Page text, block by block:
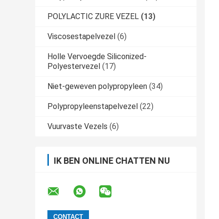
POLYLACTIC ZURE VEZEL (13)
Viscosestapelvezel (6)
Holle Vervoegde Siliconized-
Polyestervezel (17)
Niet-geweven polypropyleen (34)
Polypropyleenstapelvezel (22)
Vuurvaste Vezels (6)
IK BEN ONLINE CHATTEN NU